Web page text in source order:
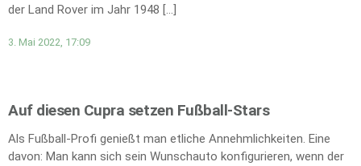
der Land Rover im Jahr 1948 […]
3. Mai 2022, 17:09
Auf diesen Cupra setzen Fußball-Stars
Als Fußball-Profi genießt man etliche Annehmlichkeiten. Eine
davon: Man kann sich sein Wunschauto konfigurieren, wenn der